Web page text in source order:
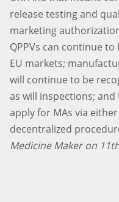
release testing and
marketing
QPPVs can continue
EU markets;
will continue to be
as will inspections;
apply for MAs via
decentralized
Medicine Maker on